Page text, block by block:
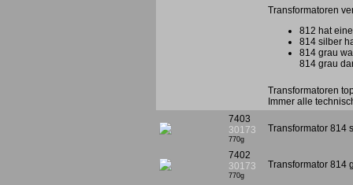
Transformatoren
812 hat
814 silber
814 grau
814 grau
Transformatoren
Immer alle
7403
30173
770g
Transformator 814
7402
30173
770g
Transformator 814